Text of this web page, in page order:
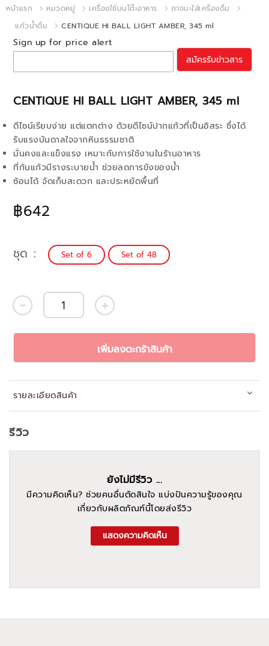
หน้าแรก หมวดหมู่ เครื่องใช้บนโต๊ะอาหาร
ภาชนะใส่เครื่องดื่ม
แก้วน้ำดื่ม
CENTIQUE HI BALL LIGHT AMBER, 345 ml
CENTIQUE HI BALL LIGHT AMBER, 345 ml
฿642
ดีไซน์เรียบง่าย แต่แตกต่าง ด้วยดีไซน์ปากแก้วที่เป็นอิสระ ซึ่งได้
รับแรงบันดาลใจจากหินธรรมชาติ
มั่นคงและแข็งแรง เหมาะกับการใช้งานในร้านอาหาร
ที่ก้นแก้วมีรางระบายน้ำ ช่วยลดการขังของน้ำ
ซ้อนได้ จัดเก็บสะดวก และประหยัดพื้นที่
Sign up for price alert
สมัครรับข่าวสาร
ชุด Set of 6 Set of 48
เพิ่มลงตะกร้าสินค้า
รายละเอียดสินค้า
รีวิว
ยังไม่มีรีวิว ...
มีความคิดเห็น? ช่วยคนอื่นตัดสินใจ แบ่งปันความรู้ของคุณ
เกี่ยวกับผลิตภัณฑ์นี้โดยส่งรีวิว
แสดงความคิดเห็น